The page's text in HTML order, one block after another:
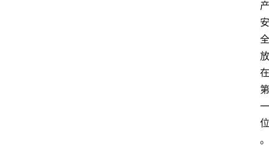
产
安
全
放
在
第
一
位
。